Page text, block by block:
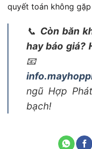
quyết toán không
📞 Còn băn
hay báo giá?
ngũ Hợp
bạch!